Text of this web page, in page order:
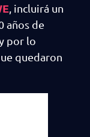
, incluirá un
años de
por lo
quedaron